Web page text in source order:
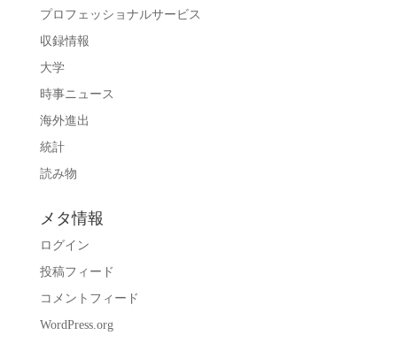
プロフェッショナルサービス
収録情報
大学
時事ニュース
海外進出
統計
読み物
メタ情報
ログイン
投稿フィード
コメントフィード
WordPress.org